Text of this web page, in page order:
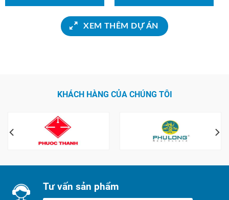
XEM THÊM DỰ ÁN
KHÁCH HÀNG CỦA CHÚNG TÔI
Tư vấn sản phẩm